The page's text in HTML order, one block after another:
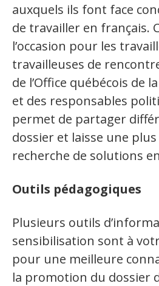
auxquels ils font face
de travailler en français.
l’occasion pour les
travailleuses de
de l’Office québécois de
et des responsables
permet de partager
dossier et laisse une
recherche de solutions
Outils pédagogiques
Plusieurs outils
sensibilisation sont à
pour une meilleure
la promotion du dossier